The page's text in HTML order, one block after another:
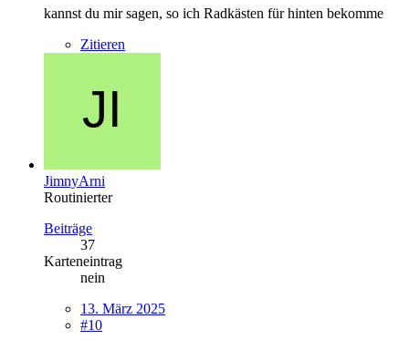
kannst du mir sagen, so ich Radkästen für hinten bekomme
Zitieren
JimnyArni
Routinierter
Beiträge
37
Karteneintrag
nein
13. März 2025
#10